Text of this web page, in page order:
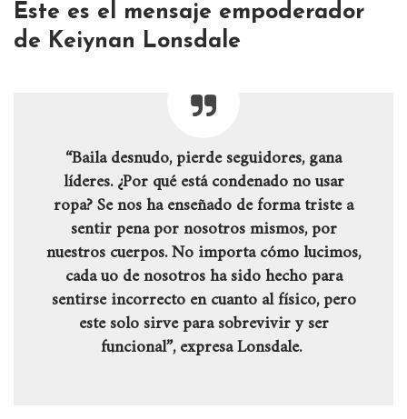
Este es el mensaje empoderador
de Keiynan Lonsdale
“Baila desnudo, pierde seguidores, gana
líderes. ¿Por qué está condenado no usar
ropa? Se nos ha enseñado de forma triste a
sentir pena por nosotros mismos, por
nuestros cuerpos. No importa cómo lucimos,
cada uo de nosotros ha sido hecho para
sentirse incorrecto en cuanto al físico, pero
este solo sirve para sobrevivir y ser
funcional”, expresa Lonsdale.